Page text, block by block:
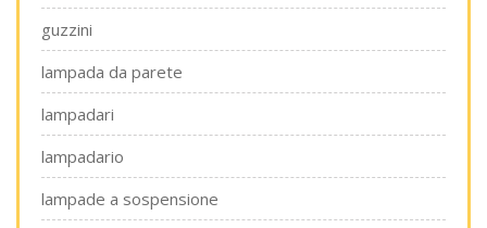
guzzini
lampada da parete
lampadari
lampadario
lampade a sospensione